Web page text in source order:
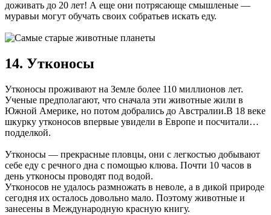
доживать до 20 лет! А еще они потрясающе смышленые —
муравьи могут обучать своих собратьев искать еду.
14. Утконосы
Утконосы проживают на Земле более 110 миллионов лет.
Ученые предполагают, что сначала эти животные жили в
Южной Америке, но потом добрались до Австралии.В 18 веке
шкурку утконосов впервые увидели в Европе и посчитали…
подделкой.
Утконосы — прекрасные пловцы, они с легкостью добывают
себе еду с речного дна с помощью клюва. Почти 10 часов в
день утконосы проводят под водой.
Утконосов не удалось размножать в неволе, а в дикой природе
сегодня их осталось довольно мало. Поэтому животные и
занесены в Международную красную книгу.